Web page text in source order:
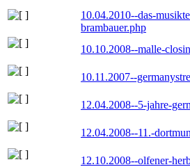
10.04.2010--das-
brambauer.php
10.10.2008--malle-
10.11.2007--
12.04.2008--5-jahre-
12.04.2008--11.-
12.10.2008--olfener-